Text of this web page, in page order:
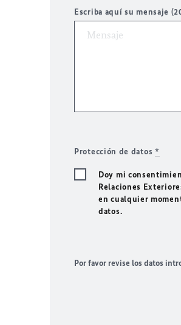
Escriba aquí su mensaje
Protección de datos *
Doy mi
Relaciones
en cualquier
datos.
Por favor revise los datos